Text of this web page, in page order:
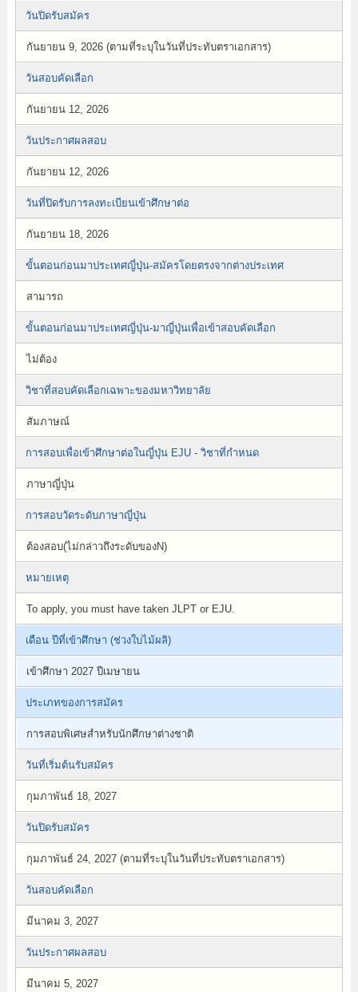
วันปิดรับสมัคร
กันยายน 9, 2026 (ตามที่ระบุในวันที่ประทับตราเอกสาร)
วันสอบคัดเลือก
กันยายน 12, 2026
วันประกาศผลสอบ
กันยายน 12, 2026
วันที่ปิดรับการลงทะเบียนเข้าศึกษาต่อ
กันยายน 18, 2026
ขั้นตอนก่อนมาประเทศญี่ปุ่น-สมัครโดยตรงจากต่างประเทศ
สามารถ
ขั้นตอนก่อนมาประเทศญี่ปุ่น-มาญี่ปุ่นเพื่อเข้าสอบคัดเลือก
ไม่ต้อง
วิชาที่สอบคัดเลือกเฉพาะของมหาวิทยาลัย
สัมภาษณ์
การสอบเพื่อเข้าศึกษาต่อในญี่ปุ่น EJU - วิชาที่กำหนด
ภาษาญี่ปุ่น
การสอบวัดระดับภาษาญี่ปุ่น
ต้องสอบ(ไม่กล่าวถึงระดับของN)
หมายเหตุ
To apply, you must have taken JLPT or EJU.
เดือน ปีที่เข้าศึกษา (ช่วงใบไม้ผลิ)
เข้าศึกษา 2027 ปีเมษายน
ประเภทของการสมัคร
การสอบพิเศษสำหรับนักศึกษาต่างชาติ
วันที่เริ่มต้นรับสมัคร
กุมภาพันธ์ 18, 2027
วันปิดรับสมัคร
กุมภาพันธ์ 24, 2027 (ตามที่ระบุในวันที่ประทับตราเอกสาร)
วันสอบคัดเลือก
มีนาคม 3, 2027
วันประกาศผลสอบ
มีนาคม 5, 2027